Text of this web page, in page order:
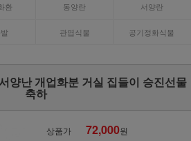
환 동양란 서양란
관엽식물 공기정화식물
양난 개업화분 거실 집들이 승진선물
축하
상품가 72,000원